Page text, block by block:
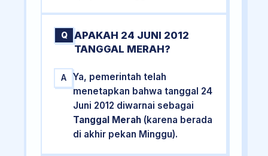
Q
APAKAH 24 JUNI 2012
TANGGAL MERAH?
A
Ya, pemerintah telah
menetapkan bahwa tanggal 24
Juni 2012 diwarnai sebagai
Tanggal Merah (karena berada
di akhir pekan Minggu).